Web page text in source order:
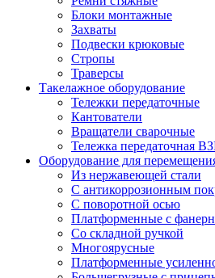
Блоки монтажные
Захваты
Подвески крюковые
Стропы
Траверсы
Такелажное оборудование
Тележки передаточные
Кантователи
Вращатели сварочные
Тележка передаточная
Оборудование для
Из нержавеющей стали
С антикоррозионным
С поворотной осью
Платформенные с
Со складной ручкой
Многоярусные
Платформенные